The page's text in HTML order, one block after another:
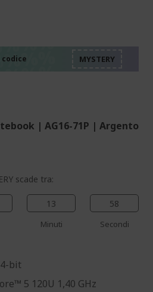
| AG16-71P | Argento
scade tra:
13
Minuti
57
Secondi
bit
5 120U 1,40 GHz